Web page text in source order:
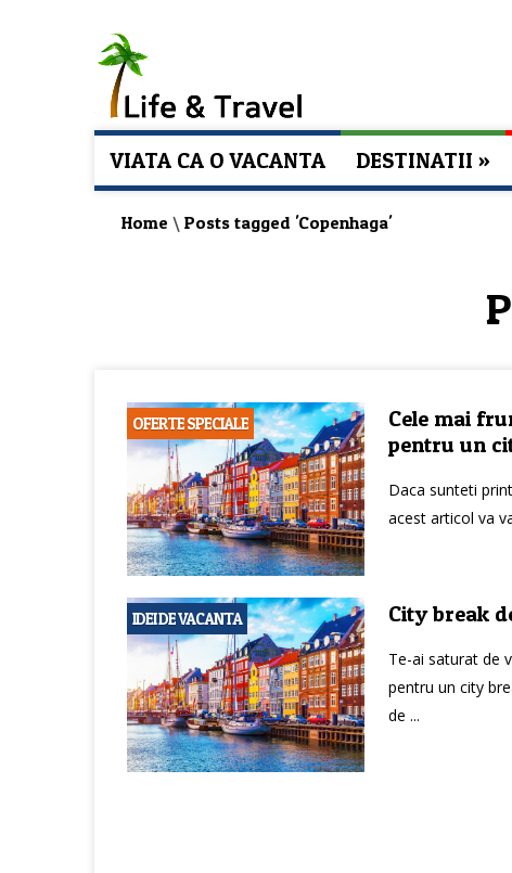
VIATA CA O VACANTA DESTINATII »
Home \ Posts tagged 'Copenhaga'
OFERTE SPECIALE
Cele mai
pentru un
Daca sunteti
acest articol va
IDEI DE VACANTA City break
Te-ai saturat de
pentru un city
de ...